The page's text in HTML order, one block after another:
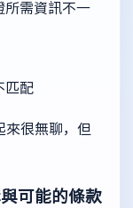
所需資訊不一
匹配
來很無聊，但
可能的條款